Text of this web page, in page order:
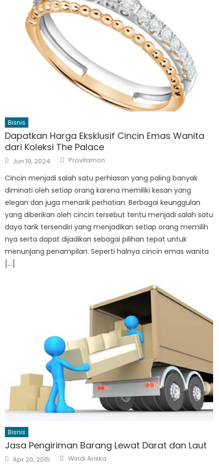
Bisnis
Dapatkan Harga Eksklusif Cincin Emas Wanita
dari Koleksi The Palace
Posted
on
Jun 19, 2024 Author
Provitamon
Cincin menjadi salah satu perhiasan yang paling banyak
diminati oleh setiap orang karena memiliki kesan yang
elegan dan juga menarik perhatian. Berbagai keunggulan
yang diberikan oleh cincin tersebut tentu menjadi salah satu
daya tarik tersendiri yang menjadikan setiap orang memilih
nya serta dapat dijadikan sebagai pilihan tepat untuk
menunjang penampilan. Seperti halnya cincin emas wanita
[…]
Bisnis
Jasa Pengiriman Barang Lewat Darat dan Laut
Posted
on
Apr 20, 2015 Author
Windi Ariska